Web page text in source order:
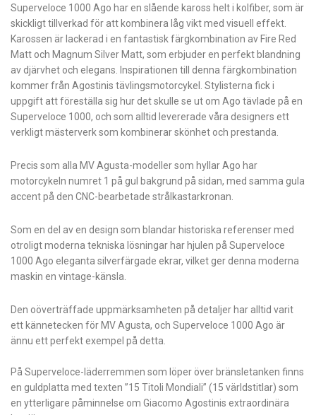
Superveloce 1000 Ago har en slående kaross helt i kolfiber, som är
skickligt tillverkad för att kombinera låg vikt med visuell effekt.
Karossen är lackerad i en fantastisk färgkombination av Fire Red
Matt och Magnum Silver Matt, som erbjuder en perfekt blandning
av djärvhet och elegans. Inspirationen till denna färgkombination
kommer från Agostinis tävlingsmotorcykel. Stylisterna fick i
uppgift att föreställa sig hur det skulle se ut om Ago tävlade på en
Superveloce 1000, och som alltid levererade våra designers ett
verkligt mästerverk som kombinerar skönhet och prestanda.
Precis som alla MV Agusta-modeller som hyllar Ago har
motorcykeln numret 1 på gul bakgrund på sidan, med samma gula
accent på den CNC-bearbetade strålkastarkronan.
Som en del av en design som blandar historiska referenser med
otroligt moderna tekniska lösningar har hjulen på Superveloce
1000 Ago eleganta silverfärgade ekrar, vilket ger denna moderna
maskin en vintage-känsla.
Den oöverträffade uppmärksamheten på detaljer har alltid varit
ett kännetecken för MV Agusta, och Superveloce 1000 Ago är
ännu ett perfekt exempel på detta.
På Superveloce-läderremmen som löper över bränsletanken finns
en guldplatta med texten ”15 Titoli Mondiali” (15 världstitlar) som
en ytterligare påminnelse om Giacomo Agostinis extraordinära